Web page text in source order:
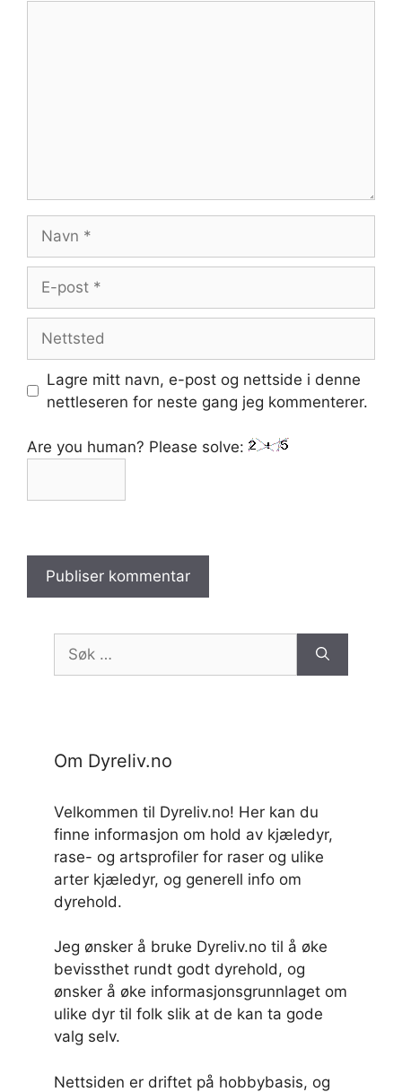
post
Lagre mitt navn, e-post og nettside i denne
nettleseren for neste gang jeg kommenterer.
Are you human? Please solve:
etter:
Om Dyreliv.no
Velkommen til Dyreliv.no! Her kan du
finne informasjon om hold av kjæledyr,
rase- og artsprofiler for raser og ulike
arter kjæledyr, og generell info om
dyrehold.
Jeg ønsker å bruke Dyreliv.no til å øke
bevissthet rundt godt dyrehold, og
ønsker å øke informasjonsgrunnlaget om
ulike dyr til folk slik at de kan ta gode
valg selv.
Nettsiden er driftet på hobbybasis, og